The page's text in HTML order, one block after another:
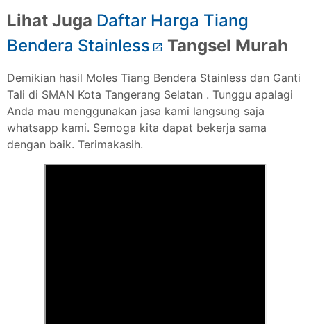
Lihat Juga Daftar Harga Tiang
Bendera Stainless
Tangsel Murah
Demikian hasil Moles Tiang Bendera Stainless dan Ganti
Tali di SMAN Kota Tangerang Selatan . Tunggu apalagi
Anda mau menggunakan jasa kami langsung saja
whatsapp kami. Semoga kita dapat bekerja sama
dengan baik. Terimakasih.